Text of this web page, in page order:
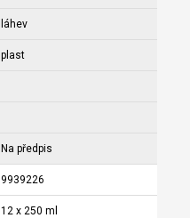
láhev
plast
Na předpis
9939226
12 x 250 ml